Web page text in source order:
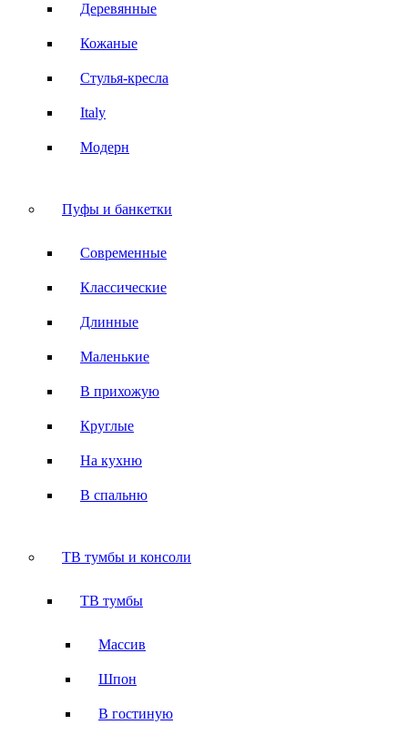
Деревянные
Кожаные
Стулья-кресла
Italy
Модерн
Пуфы и банкетки
Современные
Классические
Длинные
Маленькие
В прихожую
Круглые
На кухню
В спальню
ТВ тумбы и консоли
ТВ тумбы
Массив
Шпон
В гостиную